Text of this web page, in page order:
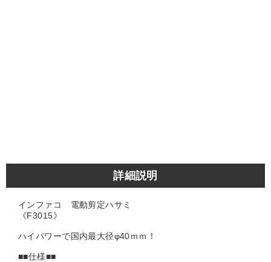
詳細説明
インファコ 電動剪定ハサミ
《F3015》
ハイパワーで国内最大径φ40ｍｍ！
■■仕様■■